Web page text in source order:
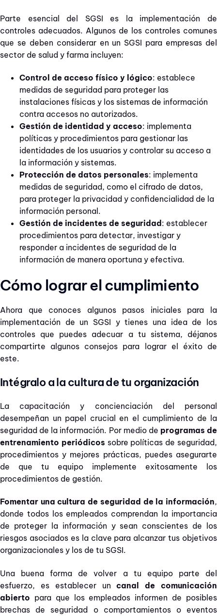
Parte esencial del SGSI es la implementación de
controles adecuados. Algunos de los controles comunes
que se deben considerar en un SGSI para empresas del
sector de salud y farma incluyen:
Control de acceso físico y lógico: establece
medidas de seguridad para proteger las
instalaciones físicas y los sistemas de información
contra accesos no autorizados.
Gestión de identidad y acceso: implementa
políticas y procedimientos para gestionar las
identidades de los usuarios y controlar su acceso a
la información y sistemas.
Protección de datos personales: implementa
medidas de seguridad, como el cifrado de datos,
para proteger la privacidad y confidencialidad de la
información personal.
Gestión de incidentes de seguridad : establecer
procedimientos para detectar, investigar y
responder a incidentes de seguridad de la
información de manera oportuna y efectiva.
Cómo lograr el cumplimiento
Ahora que conoces algunos pasos iniciales para la
implementación de un SGSI y tienes una idea de los
controles que puedes adecuar a tu sistema, déjanos
compartirte algunos consejos para lograr el éxito de
este.
Intégralo a la cultura de tu organización
La capacitación y concienciación del personal
desempeñan un papel crucial en el cumplimiento de la
seguridad de la información. Por medio de programas de
entrenamiento periódicos sobre políticas de seguridad,
procedimientos y mejores prácticas, puedes asegurarte
de que tu equipo implemente exitosamente los
procedimientos de gestión.
Fomentar una cultura de seguridad de la información,
donde todos los empleados comprendan la importancia
de proteger la información y sean conscientes de los
riesgos asociados es la clave para alcanzar tus objetivos
organizacionales y los de tu SGSI.
Una buena forma de volver a tu equipo parte del
esfuerzo, es establecer uncanal de comunicación
abierto para que los empleados informen de posibles
brechas de seguridad o comportamientos o eventos